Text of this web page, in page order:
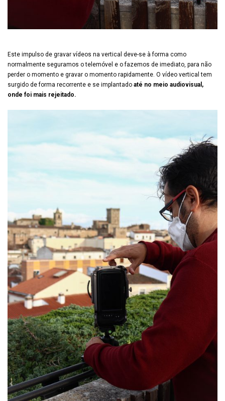
Este impulso de gravar vídeos na vertical deve-se à forma como
normalmente seguramos o telemóvel e o fazemos de imediato, para não
perder o momento e gravar o momento rapidamente. O vídeo vertical tem
surgido de forma recorrente e se implantado até no meio audiovisual,
onde foi mais rejeitado.